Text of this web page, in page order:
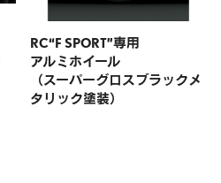
RC“F SPORT”専用
アルミホイール
（スーパーグロスブラックメ
タリック塗装）